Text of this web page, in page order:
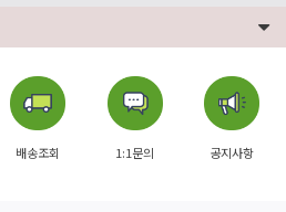
배송조회 1:1문의 공지사항